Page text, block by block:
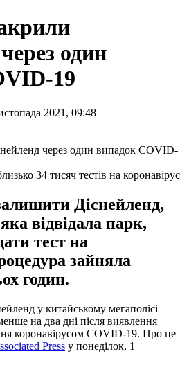
один
19
2021, 09:48
34 тисяч тестів на коронавірус
Діснейленд,
відвідала парк,
тест на
зайняла
годин.
у китайському мегаполісі
на два дні після виявлення
коронавірусом COVID-19. Про це
Press у понеділок, 1